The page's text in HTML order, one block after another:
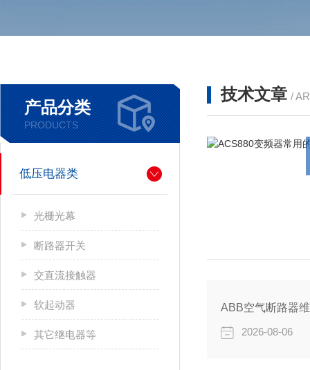
产品分类
PRODUCTS
低压电器类
光栅光幕
断路器开关
交直流接触器
软起动器
其它继电器等
技术文章 /
ABB空气断路器
2026-08-06